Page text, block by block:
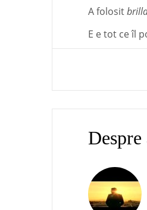
A folosit
E e tot ce îl